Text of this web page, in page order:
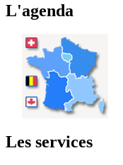
L'agenda
Les services